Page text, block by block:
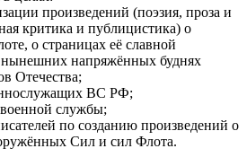
произведений (поэзия, проза и
критика и публицистика) о
о страницах её славной
нынешних напряжённых буднях
Отечества;
ВС РФ;
службы;
по созданию произведений о
Сил и сил Флота.